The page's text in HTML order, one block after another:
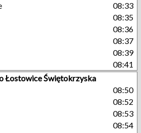
08:33
08:35
08:36
08:37
08:39
08:41
Łostowice Świętokrzyska
08:50
08:52
08:53
08:54